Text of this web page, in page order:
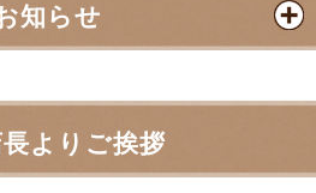
知らせ
長よりご挨拶